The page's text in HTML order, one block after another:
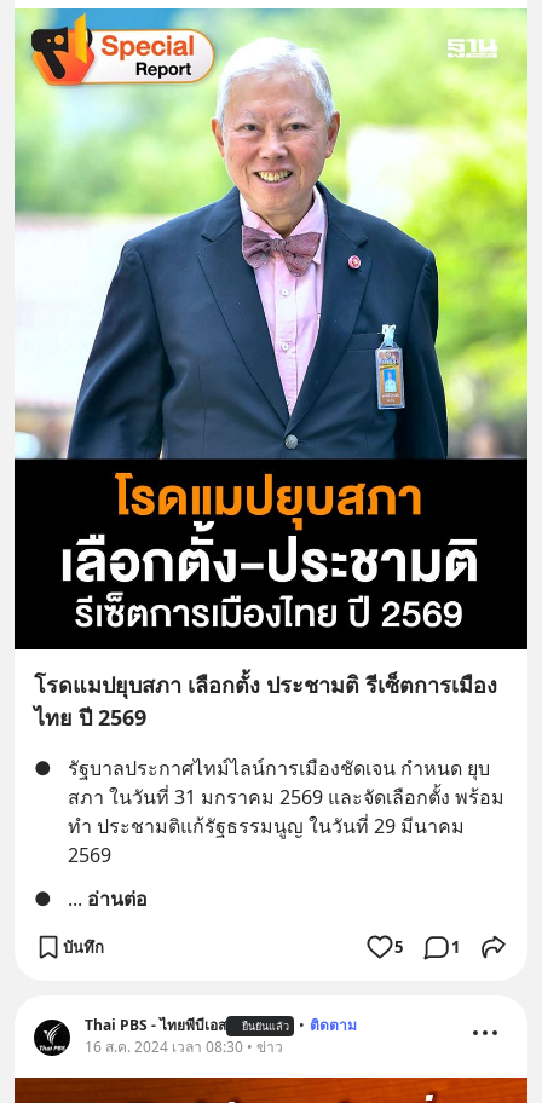
โรดแมปยุบสภา เลือกตั้ง ประชามติ รีเซ็ตการเมือง
ไทย ปี 2569
●
รัฐบาลประกาศไทม์ไลน์การเมืองชัดเจน กำหนด ยุบ
สภา ในวันที่ 31 มกราคม 2569 และจัดเลือกตั้ง พร้อม
ทำ ประชามติแก้รัฐธรรมนูญ ในวันที่ 29 มีนาคม
2569
●
... อ่านต่อ
บันทึก 5 1
Thai PBS - ไทยพีบีเอส ยืนยันแล้ว • ติดตาม
16 ส.ค. 2024 เวลา 08:30 • ข่าว